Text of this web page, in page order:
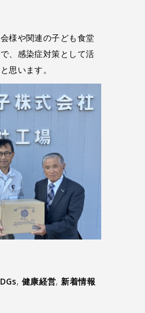
様や関連の子ども食堂
、感染症対策として活
思います。
, 健康経営, 新着情報